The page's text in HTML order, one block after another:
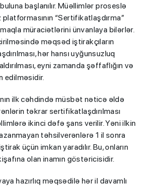
başlanılır. Müəllimlər proseslə
“Sertifikatlaşdırma”
müraciətlərini ünvanlaya bilərlər.
məqsəd iştirakçıların
hər hansı uyğunsuzluq
eyni zamanda şəffaflığın və
edilməsidir.
ilk cəhdində müsbət nəticə əldə
təkrar sertifikatlaşdırılması
ikinci dəfə şans verilir. Yəni ilkin
təhsilverənlərə 1 il sonra
üçün imkan yaradılır. Bu, onların
olan inamın göstəricisidir.
hazırlıq məqsədilə hər il davamlı